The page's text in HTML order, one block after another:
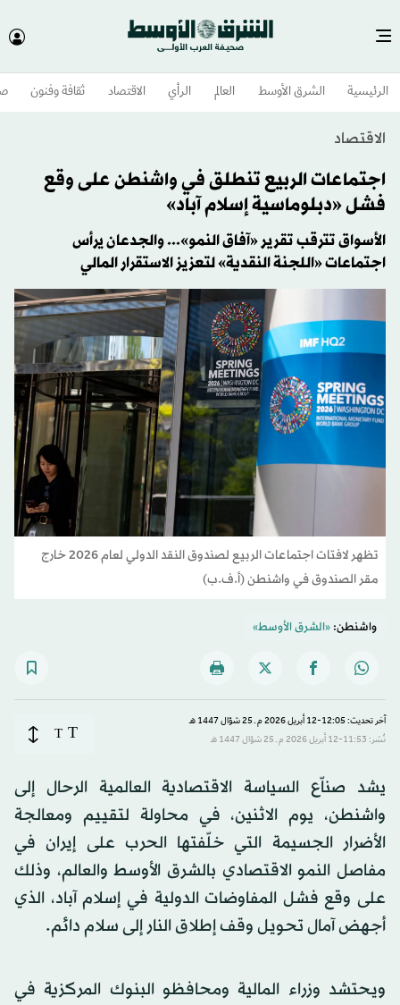
الرئيسية الشرق الأوسط​ العالم الرأي الاقتصاد ثقافة وفنون
الاقتصاد
اجتماعات الربيع تنطلق في واشنطن على وقع
فشل «دبلوماسية إسلام آباد»
الأسواق تترقب تقرير «آفاق النمو»... والجدعان يرأس
اجتماعات «اللجنة النقدية» لتعزيز الاستقرار المالي
تظهر لافتات اجتماعات الربيع لصندوق النقد الدولي لعام 2026 خارج
مقر الصندوق في واشنطن (أ.ف.ب)
واشنطن:«الشرق الأوسط»
آخر تحديث: 12:05-12 أبريل 2026 م ـ 25 شوّال 1447 هـ
نُشر: 11:53-12 أبريل 2026 م ـ 25 شوّال 1447 هـ
T
T
يشد صناّع السياسة الاقتصادية العالمية الرحال إلى
واشنطن، يوم الاثنين، في محاولة لتقييم ومعالجة
الأضرار الجسيمة التي خلّفتها الحرب على إيران في
مفاصل النمو الاقتصادي بالشرق الأوسط والعالم، وذلك
على وقع فشل المفاوضات الدولية في إسلام آباد، الذي
أجهض آمال تحويل وقف إطلاق النار إلى سلام دائم.
ويحتشد وزراء المالية ومحافظو البنوك المركزية في